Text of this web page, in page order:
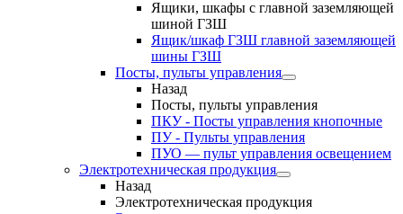
Ящики, шкафы с главной заземляющей
шиной ГЗШ
Ящик/шкаф ГЗШ главной заземляющей
шины ГЗШ
Посты, пульты управления
Назад
Посты, пульты управления
ПКУ - Посты управления кнопочные
ПУ - Пульты управления
ПУО — пульт управления освещением
Электротехническая продукция
Назад
Электротехническая продукция